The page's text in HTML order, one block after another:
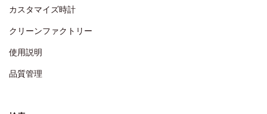
値
は
ま
カスタマイズ時計
クリーンファクトリー
使用説明
品質管理